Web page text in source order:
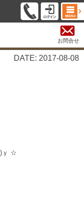
お問合せ
DATE: 2017-08-08
)ｙ ☆